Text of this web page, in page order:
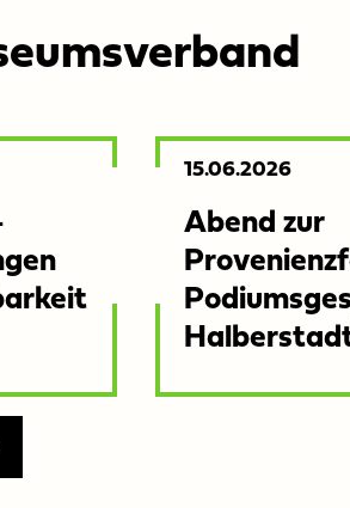
Abend zur
Veröffentlicht
15.06.2026